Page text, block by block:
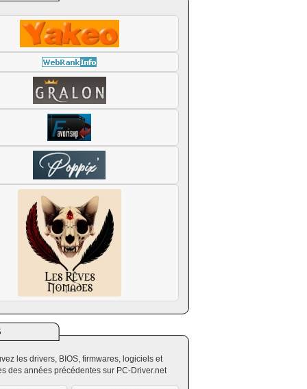
les drivers, BIOS, firmwares, logiciels et
des années précédentes sur PC-Driver.net